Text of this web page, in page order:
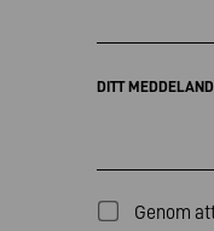
DITT
Genom